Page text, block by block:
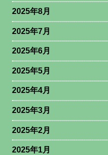
2025年8月
2025年7月
2025年6月
2025年5月
2025年4月
2025年3月
2025年2月
2025年1月